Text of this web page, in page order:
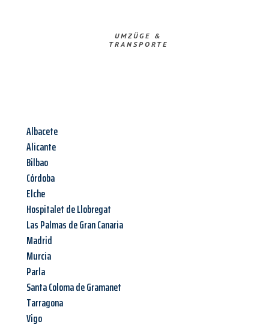
UMZÜGE &
TRANSPORTE
Albacete
Alicante
Bilbao
Córdoba
Elche
Hospitalet de Llobregat
Las Palmas de Gran Canaria
Madrid
Murcia
Parla
Santa Coloma de Gramanet
Tarragona
Vigo